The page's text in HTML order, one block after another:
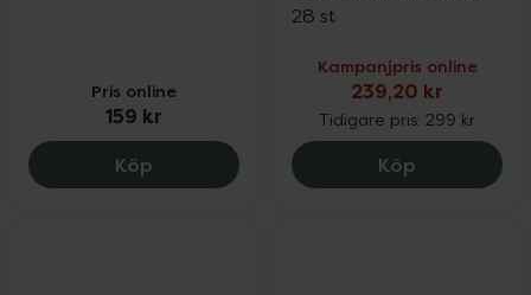
Pris online
159 kr
Köp Colgate Max White Ultimate, 159 kr.
28 st
Kampanjpris online
239,20 kr
Tidigare pris: 299 kr
Köp iWhite